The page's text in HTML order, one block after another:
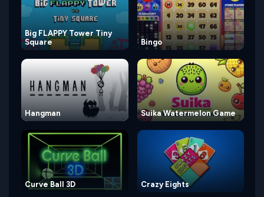
Big FLAPPY Tower Tiny
Square
Bingo
Hangman Suika Watermelon Game
Curve Ball 3D Crazy Eights